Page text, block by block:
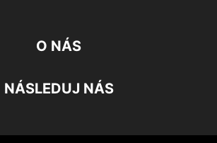
O NÁS
NÁSLEDUJ NÁS